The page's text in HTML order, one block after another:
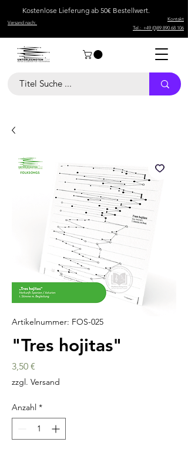
Kostenlose Lieferung ab 50€ Bestellwert.
Kontakt
Tel.: +49 (0)89 890 68 106
Versand nach:
Artikelnummer: FOS-025
"Tres hojitas"
3,50 €
zzgl. Versand
Anzahl *